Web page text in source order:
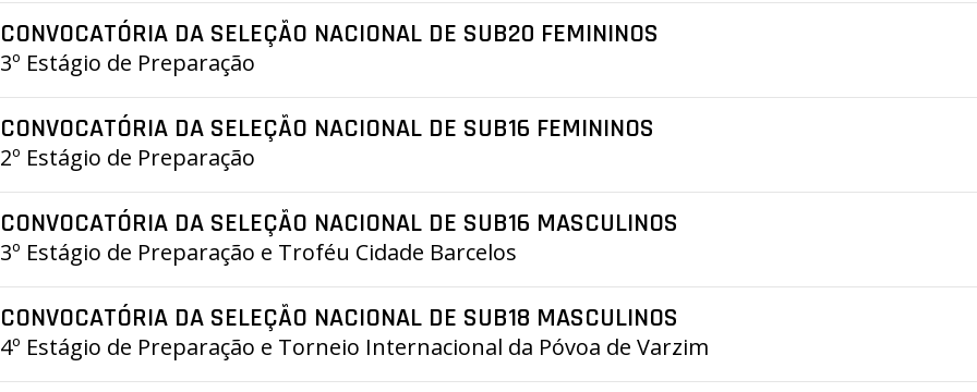
CONVOCATÓRIA DA SELEÇÃO NACIONAL DE SUB20 FEMININOS
3º Estágio de Preparação
CONVOCATÓRIA DA SELEÇÃO NACIONAL DE SUB16 FEMININOS
2º Estágio de Preparação
CONVOCATÓRIA DA SELEÇÃO NACIONAL DE SUB16 MASCULINOS
3º Estágio de Preparação e Troféu Cidade Barcelos
CONVOCATÓRIA DA SELEÇÃO NACIONAL DE SUB18 MASCULINOS
4º Estágio de Preparação e Torneio Internacional da Póvoa de Varzim